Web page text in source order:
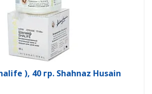
), 40 гр. Shahnaz Husain